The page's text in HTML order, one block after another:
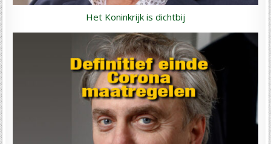
Het Koninkrijk is dichtbij